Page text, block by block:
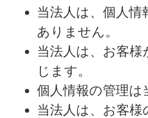
当法人は、個人
ありません。
当法人は、お客
じます。
個人情報の管理は
当法人は、お客様